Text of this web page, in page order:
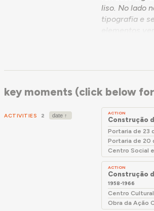
liso. No lado
tipografia e
resultante
key moments (click below
ACTIVITIES 2 ACTION
Construção
Portaria de 23
Portaria de 20
Centro Social
ACTION
Construção
1958-1966
Centro
Obra da Ação